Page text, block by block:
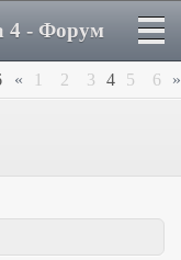
4 - Форум
« 1 2 3 4 5 6 »